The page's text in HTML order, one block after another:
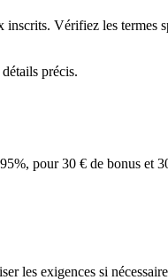
inscrits. Vérifiez les termes
précis.
pour 30 € de bonus et
les exigences si